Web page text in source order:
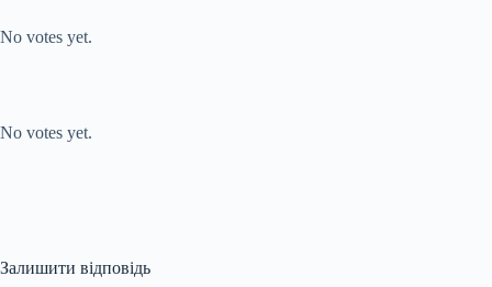
No votes yet.
No votes yet.
Залишити відповідь